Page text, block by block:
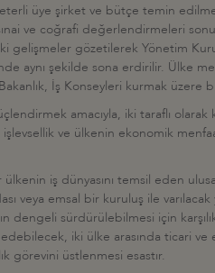
üye şirket ve bütçe temin
ve coğrafi değerlendirmeleri
gelişmeler gözetilerek Yönetim
aynı şekilde sona erdirilir. Ülke
İş Konseyleri kurmak üzere
amacıyla, iki taraflı olarak
ve ülkenin ekonomik
ülkenin iş dünyasını temsil eden
veya emsal bir kuruluş ile varılacak
dengeli sürdürülebilmesi için
iki ülke arasında ticari ve
görevini üstlenmesi esastır.